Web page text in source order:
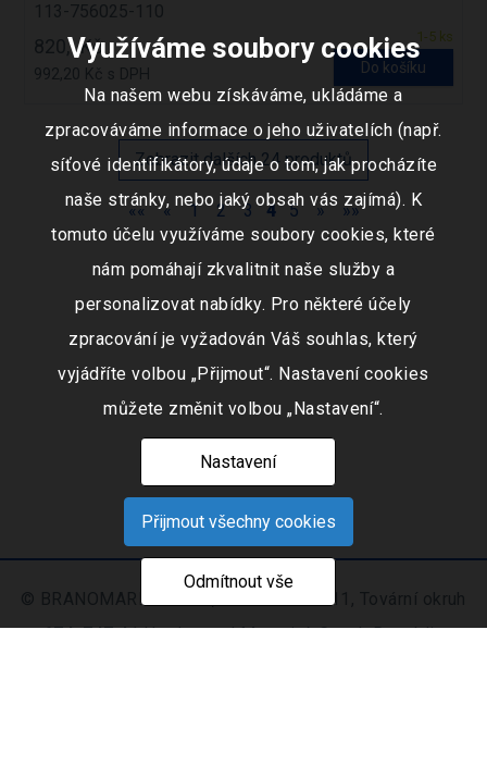
113-756025-110
1-5 ks
820,- Kč
992,20 Kč s DPH Do košíku
Zobrazit dalších 24 produktů
«« « 1 2 3 4 5 » »»
© BRANOMARKET s.r.o., IČO: 253 51 311, Tovární okruh
674, 747 41 Hradec nad Moravicí, Czech Republic
Využíváme soubory cookies
Na našem webu získáváme, ukládáme a
zpracováváme informace o jeho uživatelích (např.
síťové identifikátory, údaje o tom, jak procházíte
naše stránky, nebo jaký obsah vás zajímá). K
tomuto účelu využíváme soubory cookies, které
nám pomáhají zkvalitnit naše služby a
personalizovat nabídky. Pro některé účely
zpracování je vyžadován Váš souhlas, který
vyjádříte volbou „Přijmout“. Nastavení cookies
můžete změnit volbou „Nastavení“.
Nastavení
Přijmout všechny cookies
Odmítnout vše